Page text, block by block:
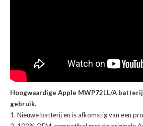
Hoogwaardige Apple MWP72LL/A
gebruik.
Nieuwe batterij en is afkomstig van een